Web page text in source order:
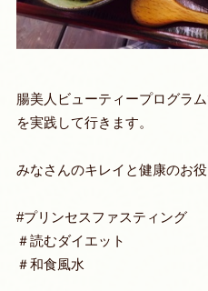
腸美人ビューティープログラ
を実践して行きます。
みなさんのキレイと健康のお役
#プリンセスファスティング
＃読むダイエット
＃和食風水